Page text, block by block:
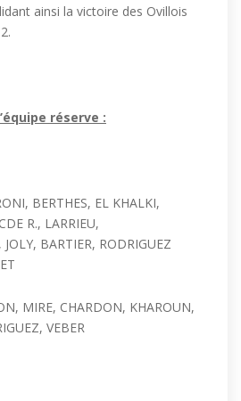
ainsi la victoire des Ovillois
réserve :
BERTHES, EL KHALKI,
R., LARRIEU,
JOLY, BARTIER, RODRIGUEZ
MIRE, CHARDON, KHAROUN,
VEBER